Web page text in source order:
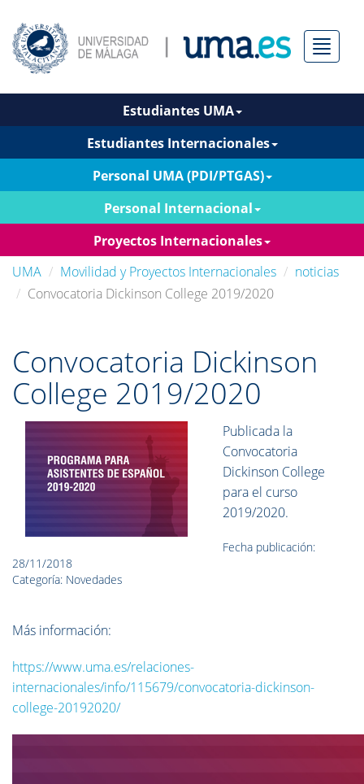
Menú
Estudiantes UMA
Estudiantes Internacionales
Personal UMA (PDI/PTGAS)
Personal Internacional
Proyectos Internacionales
UMA
Movilidad y Proyectos Internacionales
noticias
Convocatoria Dickinson College 2019/2020
Convocatoria Dickinson
College 2019/2020
Publicada la
Convocatoria
Dickinson College
para el curso
2019/2020.
Fecha publicación:
28/11/2018
Categoría: Novedades
Más información:
https://www.uma.es/relaciones-
internacionales/info/115679/convocatoria-dickinson-
college-20192020/